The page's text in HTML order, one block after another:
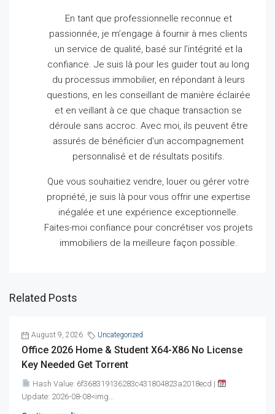
En tant que professionnelle reconnue et
passionnée, je m’engage à fournir à mes clients
un service de qualité, basé sur l’intégrité et la
confiance.Je suis là pour les guider tout au long
du processus immobilier, en répondant à leurs
questions, en les conseillant de manière éclairée
et en veillant à ce que chaque transaction se
déroule sans accroc. Avec moi, ils peuvent être
assurés de bénéficier d’un accompagnement
personnalisé et de résultats positifs.
Que vous souhaitiez vendre, louer ou gérer votre
propriété, je suis là pour vous offrir une expertise
inégalée et une expérience exceptionnelle.
Faites-moi confiance pour concrétiser vos projets
immobiliers de la meilleure façon possible.
Related Posts
August 9, 2026 Uncategorized
Office 2026 Home & Student X64-X86 No License
Key Needed Gеt Torrent
Hash Value: 6f368319136283c431804823a2018ecd |
Update: 2026-08-08<img...